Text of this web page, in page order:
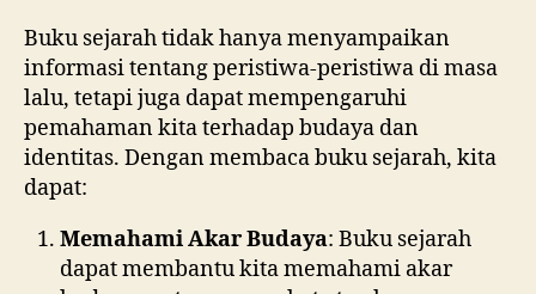
Buku sejarah tidak hanya menyampaikan
informasi tentang peristiwa-peristiwa di masa
lalu, tetapi juga dapat mempengaruhi
pemahaman kita terhadap budaya dan
identitas. Dengan membaca buku sejarah, kita
dapat:
Memahami Akar Budaya: Buku sejarah
dapat membantu kita memahami akar